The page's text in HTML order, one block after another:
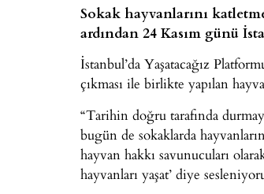
Sokak hayvanlarını
ardından 24 Kasım günü
İstanbul’da Yaşatacağız
çıkması ile birlikte yapılan
“Tarihin doğru tarafında
bugün de sokaklarda
hayvan hakkı savunucuları
hayvanları yaşat’ diye